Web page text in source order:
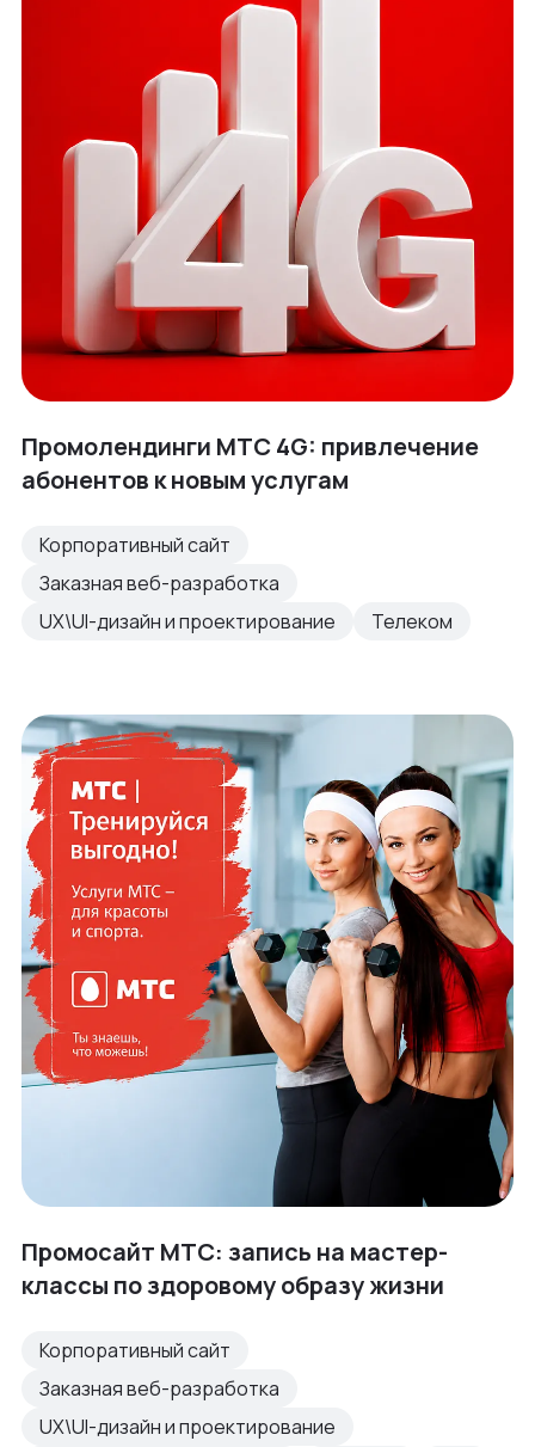
Промолендинги МТС 4G: привлечение
абонентов к новым услугам
Корпоративный сайт
Заказная веб-разработка
UX\UI-дизайн и проектирование
Телеком
Промосайт МТС: запись на мастер-
классы по здоровому образу жизни
Корпоративный сайт
Заказная веб-разработка
UX\UI-дизайн и проектирование